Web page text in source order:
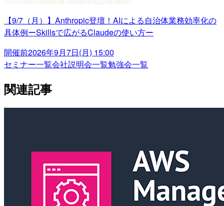
【9/7（月）】Anthropic登壇！AIによる自治体業務効率化の
具体例ーSkillsで広がるClaudeの使い方ー
開催前2026年9月7日(月) 15:00
セミナー一覧会社説明会一覧勉強会一覧
関連記事